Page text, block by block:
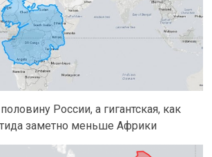
России, а гигантская, как
заметно меньше Африки